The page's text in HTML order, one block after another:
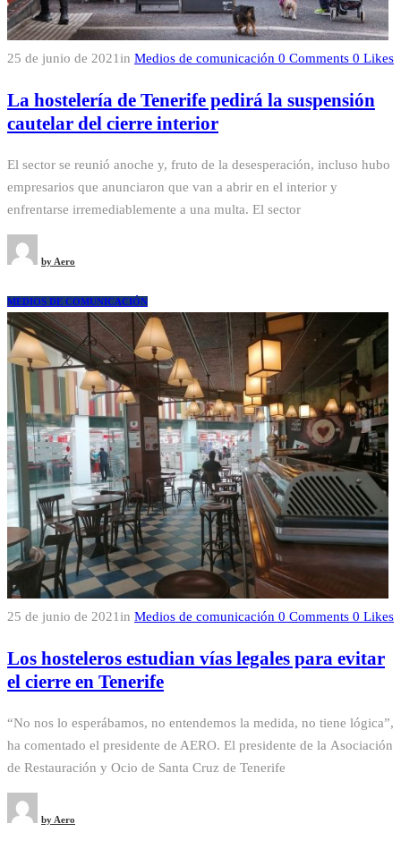
25 de junio de 2021 in Medios de comunicación 0 Comments 0 Likes
La hostelería de Tenerife pedirá la suspensión
cautelar del cierre interior
El sector se reunió anoche y, fruto de la desesperación, incluso hubo
empresarios que anunciaron que van a abrir en el interior y
enfrentarse irremediablemente a una multa. El sector
by Aero
MEDIOS DE COMUNICACIÓN
25 de junio de 2021 in Medios de comunicación 0 Comments 0 Likes
Los hosteleros estudian vías legales para evitar
el cierre en Tenerife
“No nos lo esperábamos, no entendemos la medida, no tiene lógica”,
ha comentado el presidente de AERO. El presidente de la Asociación
de Restauración y Ocio de Santa Cruz de Tenerife
by Aero